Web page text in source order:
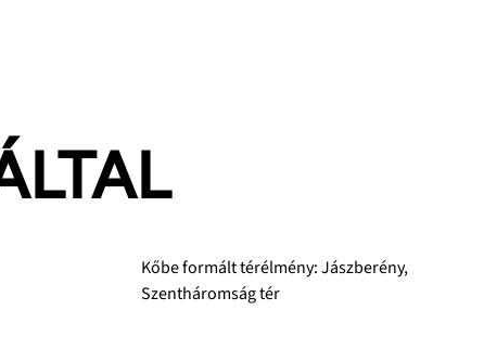
Kőbe formált térélmény: Jászberény,
Szentháromság tér